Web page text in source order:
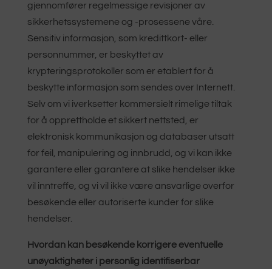
gjennomfører regelmessige revisjoner av
sikkerhetssystemene og -prosessene våre.
Sensitiv informasjon, som kredittkort- eller
personnummer, er beskyttet av
krypteringsprotokoller som er etablert for å
beskytte informasjon som sendes over Internett.
Selv om vi iverksetter kommersielt rimelige tiltak
for å opprettholde et sikkert nettsted, er
elektronisk kommunikasjon og databaser utsatt
for feil, manipulering og innbrudd, og vi kan ikke
garantere eller garantere at slike hendelser ikke
vil inntreffe, og vi vil ikke være ansvarlige overfor
besøkende eller autoriserte kunder for slike
hendelser.
Hvordan kan besøkende korrigere eventuelle
unøyaktigheter i personlig identifiserbar